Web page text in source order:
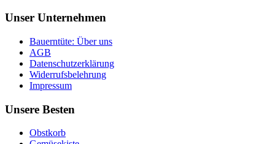
Unser Unternehmen
Bauerntüte: Über uns
AGB
Datenschutzerklärung
Widerrufsbelehrung
Impressum
Unsere Besten
Obstkorb